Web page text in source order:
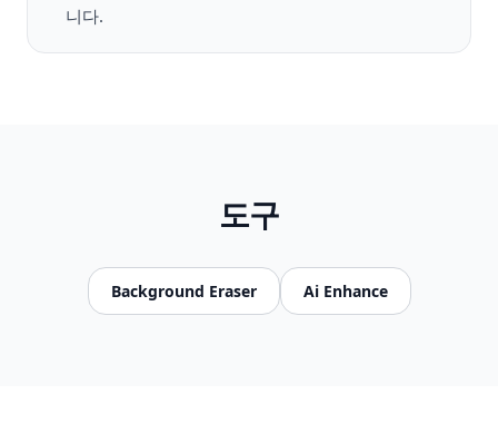
니다.
도구
Background Eraser Ai Enhance